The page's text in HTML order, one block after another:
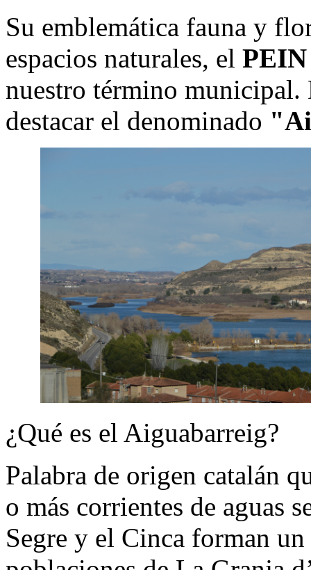
Su emblemática fauna y
espacios naturales, el PEIN
nuestro término municipal.
destacar el denominado
¿Qué es el Aiguabarreig?
Palabra de origen catalán
o más corrientes de aguas
Segre y el Cinca forman